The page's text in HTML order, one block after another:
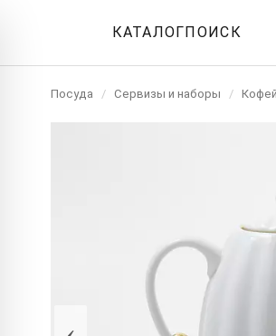
КАТАЛОГПОИСК
Посуда / Сервизы и наборы /